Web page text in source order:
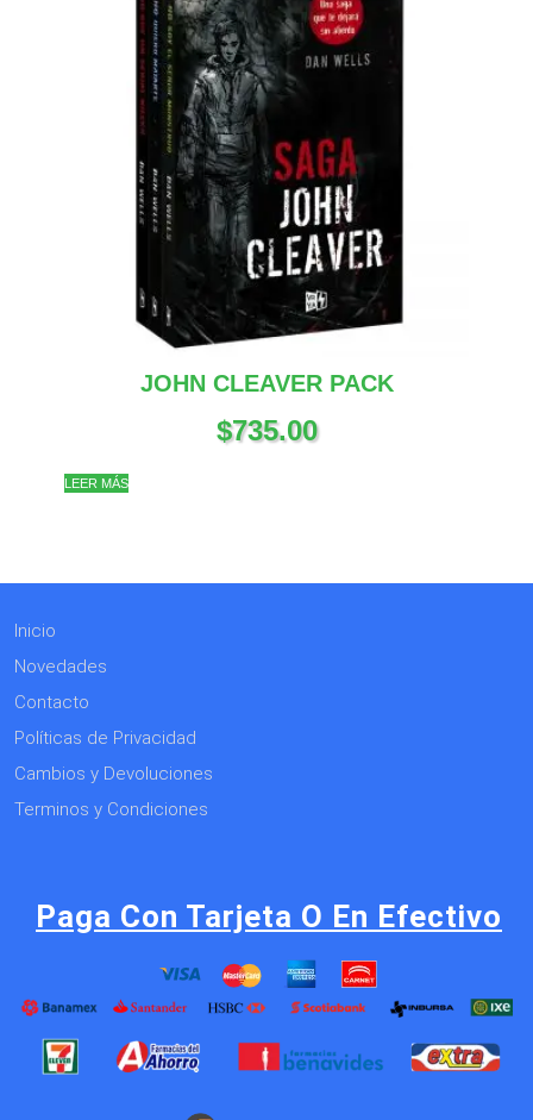
JOHN CLEAVER PACK
$735.00
LEER MÁS
Inicio
Novedades
Contacto
Políticas de Privacidad
Cambios y Devoluciones
Terminos y Condiciones
Paga Con Tarjeta O En Efectivo